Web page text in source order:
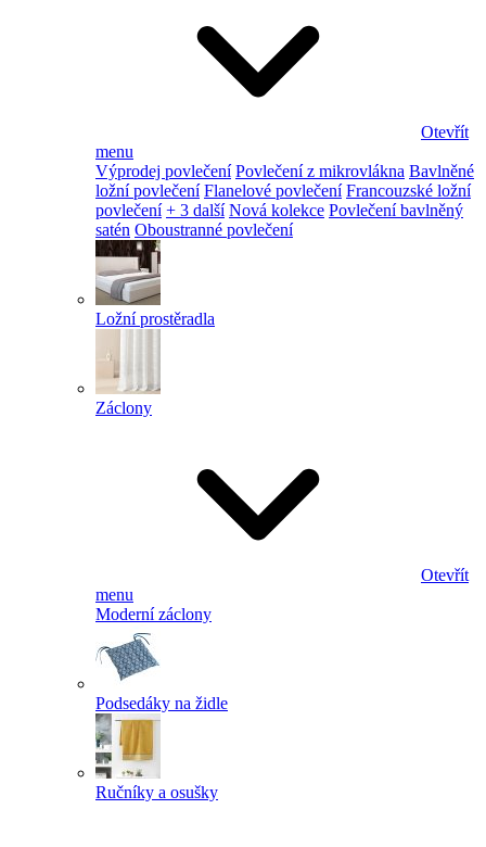
Otevřít
menu
Výprodej povlečení Povlečení z mikrovlákna Bavlněné
ložní povlečení Flanelové povlečení Francouzské ložní
povlečení + 3 další Nová kolekce Povlečení bavlněný
satén Oboustranné povlečení
Ložní prostěradla
Záclony
Otevřít
menu
Moderní záclony
Podsedáky na židle
Ručníky a osušky